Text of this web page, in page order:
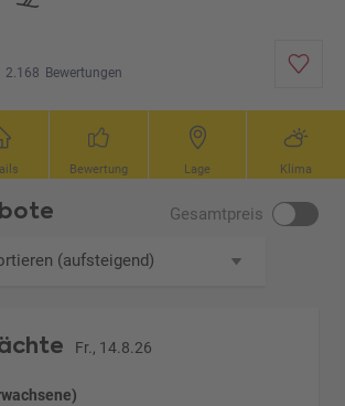
2.168 Bewertungen
Bewertung Lage Klima
Gesamtpreis
(aufsteigend)
Fr., 14.8.26